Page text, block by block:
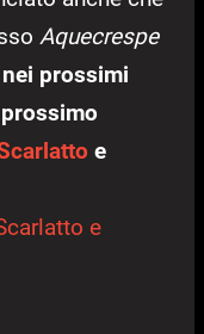
Aquecrespe
prossimi
e
e